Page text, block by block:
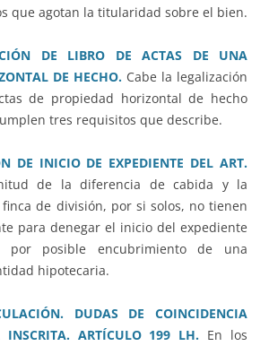
que agotan la titularidad sobre el bien.
DE LIBRO DE ACTAS DE UNA
DE HECHO. Cabe la legalización
de propiedad horizontal de hecho
tres requisitos que describe.
DE INICIO DE EXPEDIENTE DEL ART.
de la diferencia de cabida y la
de división, por si solos, no tienen
para denegar el inicio del expediente
posible encubrimiento de una
hipotecaria.
DUDAS DE COINCIDENCIA
ARTÍCULO 199 LH. En los